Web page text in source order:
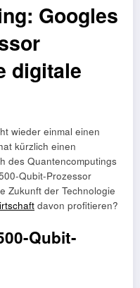
Googles
digitale
wieder einmal einen
kürzlich einen
des Quantencomputings
Qubit-Prozessor
Zukunft der Technologie
davon profitieren?
Qubit-